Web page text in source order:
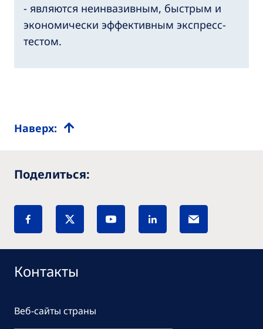
- являются неинвазивным, быстрым и
экономически эффективным экспресс-
тестом.
Наверх:
Поделиться:
Контакты
Веб-сайты страны